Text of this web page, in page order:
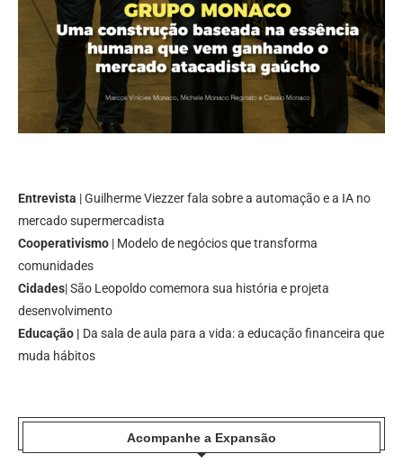
Entrevista | Guilherme Viezzer fala sobre a automação e a IA no
mercado supermercadista
Cooperativismo | Modelo de negócios que transforma
comunidades
Cidades| São Leopoldo comemora sua história e projeta
desenvolvimento
Educação | Da sala de aula para a vida: a educação financeira que
muda hábitos
Acompanhe a Expansão